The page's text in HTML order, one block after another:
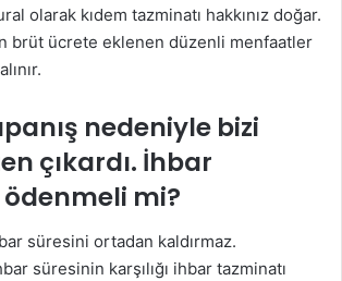
olarak kıdem tazminatı hakkınız doğar.
brüt ücrete eklenen düzenli menfaatler
nedeniyle bizi
çıkardı. İhbar
mi?
süresini ortadan kaldırmaz.
süresinin karşılığı ihbar tazminatı